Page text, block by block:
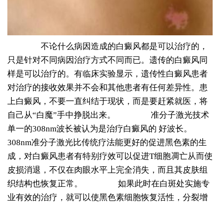
不论什么病因造成的白癜风都是可以治疗的，
只是针对不同病因治疗方式不同而已。遗传的白癜风同
样是可以治疗的。有临床实验显示，遗传性白癜风患者
对治疗的接收效果并不会和其他患者有任何差异性。患
上白癜风，不要一直纠结于现状，而是要赶紧就医，将
自己从“白魔”手中挣脱出来。
准分子激光技术
单一的308nm波长被认为是治疗白癜风的 好波长。
308nm准分子激光比传统疗法能更好的促进黑色素的生
成，对白癜风患者有特别疗效可以促进T细胞凋亡从而使
皮损消退，不仅在肉眼水平上完全消失，而且其皮肤组
织结构也恢复正常。
如果此时在白斑处实施专
业有效的治疗，就可以使黑色素细胞恢复活性，分裂增